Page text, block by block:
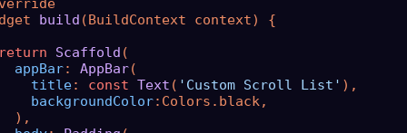
build (BuildContext context) {
Scaffold (
appBar: AppBar(
title: const Text ( 'Custom Scroll List' ),
backgroundColor:Colors.black,
),